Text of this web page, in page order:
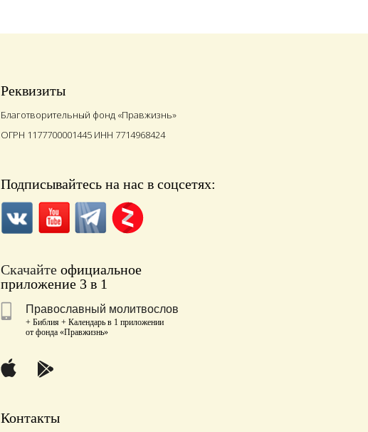
Реквизиты
Благотворительный фонд «Правжизнь»
ОГРН 1177700001445 ИНН 7714968424
Подписывайтесь на нас в соцсетях:
Скачайтеофициальное
приложение 3 в 1
Православный молитвослов
+ Библия + Календарь в 1 приложении
от фонда «Правжизнь»
Контакты